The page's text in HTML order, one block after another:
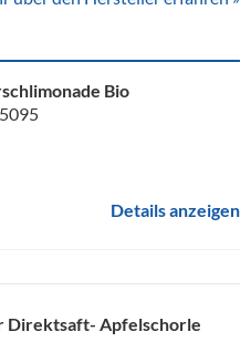
Bio
Details anzeigen
Direktsaft- Apfelschorle